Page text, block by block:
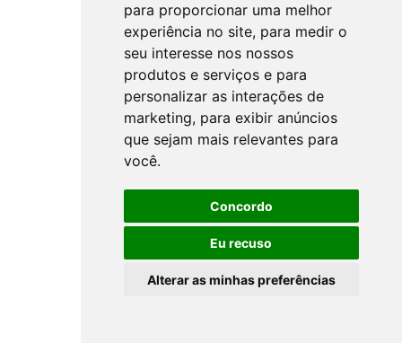
para proporcionar uma melhor
experiência no site, para medir o
seu interesse nos nossos
produtos e serviços e para
personalizar as interações de
marketing, para exibir anúncios
que sejam mais relevantes para
você.
Concordo
Eu recuso
Alterar as minhas preferências